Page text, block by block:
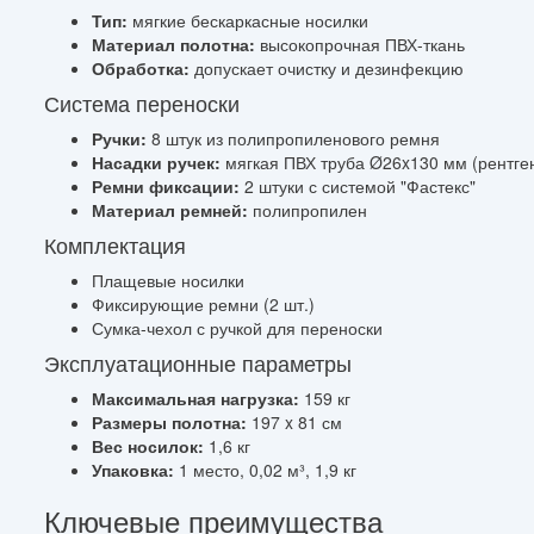
Тип: мягкие бескаркасные носилки
Материал полотна: высокопрочная ПВХ-ткань
Обработка: допускает очистку и дезинфекцию
Система переноски
Ручки: 8 штук из полипропиленового ремня
Насадки ручек: мягкая ПВХ труба Ø26x130 мм
Ремни фиксации: 2 штуки с системой "Фастекс"
Материал ремней: полипропилен
Комплектация
Плащевые носилки
Фиксирующие ремни (2 шт.)
Сумка-чехол с ручкой для переноски
Эксплуатационные параметры
Максимальная нагрузка: 159 кг
Размеры полотна: 197 x 81 см
Вес носилок: 1,6 кг
Упаковка: 1 место, 0,02 м³, 1,9 кг
Ключевые преимущества